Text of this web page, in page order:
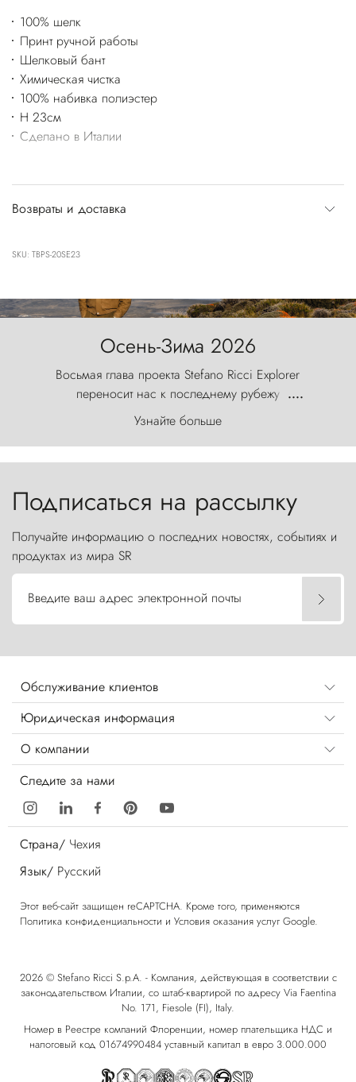
100% шелк
Принт ручной работы
Шелковый бант
Химическая чистка
100% набивка полиэстер
H 23см
Сделано в Италии
Возвраты и доставка
SKU: TBPS-20SE23
Осень-Зима 2026
Восьмая глава проекта Stefano Ricci Explorer
переносит нас к последнему рубежу
первозданного мира, где ветер с
первобытной яростью ваяет ландшафт, а пики
Торрес-дель-Пайне, словно каменные стражи,
....
Узнайте больше
Подписаться на рассылку
Получайте информацию о последних новостях, событиях и
продуктах из мира SR
Введите ваш адрес электронной почты
Обслуживание клиентов
Юридическая информация
О компании
Следите за нами
Страна/ Чехия
Язык/ Русский
Этот веб-сайт защищен reCAPTCHA. Кроме того, применяются
Политика конфиденциальности и Условия оказания услуг Google.
2026 © Stefano Ricci S.p.A. - Компания, действующая в соответствии с
законодательством Италии, со штаб-квартирой по адресу Via Faentina
No. 171, Fiesole (FI), Italy.
Номер в Реестре компаний Флоренции, номер плательщика НДС и
налоговый код 01674990484 уставный капитал в евро 3.000.000